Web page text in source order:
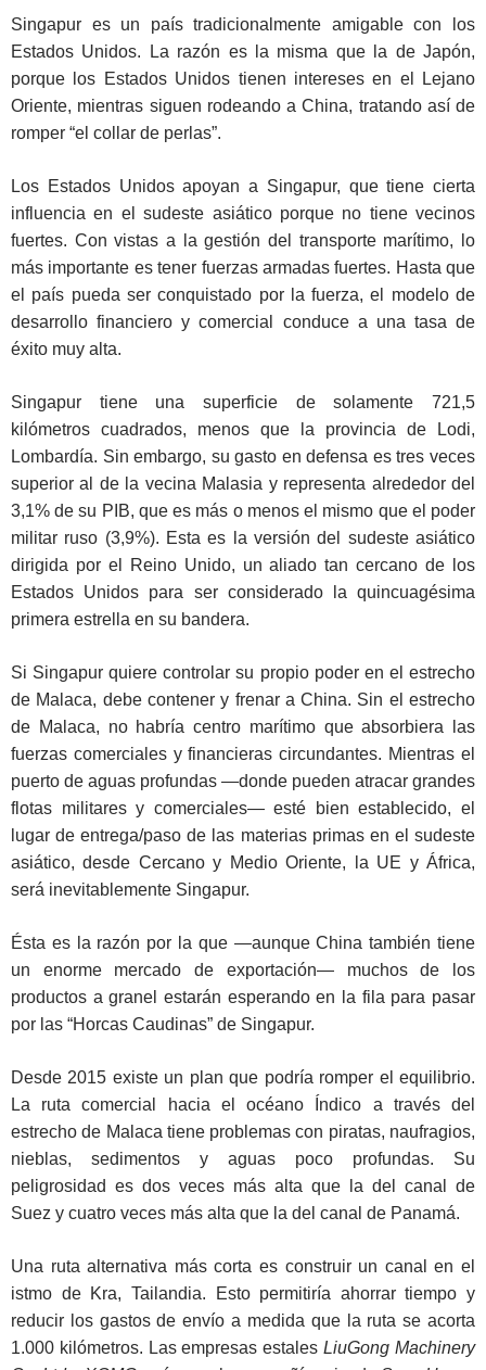
Singapur es un país tradicionalmente amigable con los
Estados Unidos. La razón es la misma que la de Japón,
porque los Estados Unidos tienen intereses en el Lejano
Oriente, mientras siguen rodeando a China, tratando así de
romper “el collar de perlas”.
Los Estados Unidos apoyan a Singapur, que tiene cierta
influencia en el sudeste asiático porque no tiene vecinos
fuertes. Con vistas a la gestión del transporte marítimo, lo
más importante es tener fuerzas armadas fuertes. Hasta que
el país pueda ser conquistado por la fuerza, el modelo de
desarrollo financiero y comercial conduce a una tasa de
éxito muy alta.
Singapur tiene una superficie de solamente 721,5
kilómetros cuadrados, menos que la provincia de Lodi,
Lombardía. Sin embargo, su gasto en defensa es tres veces
superior al de la vecina Malasia y representa alrededor del
3,1% de su PIB, que es más o menos el mismo que el poder
militar ruso (3,9%). Esta es la versión del sudeste asiático
dirigida por el Reino Unido, un aliado tan cercano de los
Estados Unidos para ser considerado la quincuagésima
primera estrella en su bandera.
Si Singapur quiere controlar su propio poder en el estrecho
de Malaca, debe contener y frenar a China. Sin el estrecho
de Malaca, no habría centro marítimo que absorbiera las
fuerzas comerciales y financieras circundantes. Mientras el
puerto de aguas profundas —donde pueden atracar grandes
flotas militares y comerciales— esté bien establecido, el
lugar de entrega/paso de las materias primas en el sudeste
asiático, desde Cercano y Medio Oriente, la UE y África,
será inevitablemente Singapur.
Ésta es la razón por la que —aunque China también tiene
un enorme mercado de exportación— muchos de los
productos a granel estarán esperando en la fila para pasar
por las “Horcas Caudinas” de Singapur.
Desde 2015 existe un plan que podría romper el equilibrio.
La ruta comercial hacia el océano Índico a través del
estrecho de Malaca tiene problemas con piratas, naufragios,
nieblas, sedimentos y aguas poco profundas. Su
peligrosidad es dos veces más alta que la del canal de
Suez y cuatro veces más alta que la del canal de Panamá.
Una ruta alternativa más corta es construir un canal en el
istmo de Kra, Tailandia. Esto permitiría ahorrar tiempo y
reducir los gastos de envío a medida que la ruta se acorta
1.000 kilómetros. Las empresas estalesLiuGong Machinery